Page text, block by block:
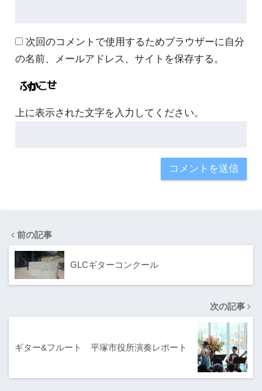
次回のコメントで使用するためブラウザーに自分
の名前、メールアドレス、サイトを保存する。
上に表示された文字を入力してください。
前の記事
GLCギターコンクール
次の記事
ギター&フルート 平塚市役所演奏レポート